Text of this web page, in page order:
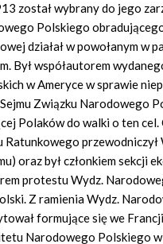
został wybrany do jego
Polskiego
działał w powołanym w
Był współautorem
w Ameryce w sprawie
Związku Narodowego
Polaków do walki o ten
przewodniczył
oraz był członkiem sekcji
protestu Wydz.
Z ramienia Wydz.
formujące się we
Narodowego Polskiego